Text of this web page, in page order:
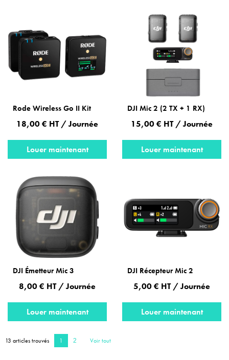
Rode Wireless Go II Kit
18,00 € HT / Journée
Louer maintenant
DJI Mic 2 (2 TX + 1 RX)
15,00 € HT / Journée
Louer maintenant
DJI Émetteur Mic 3
8,00 € HT / Journée
Louer maintenant
DJI Récepteur Mic 2
5,00 € HT / Journée
Louer maintenant
13 articles trouvés 1 2 Voir tout